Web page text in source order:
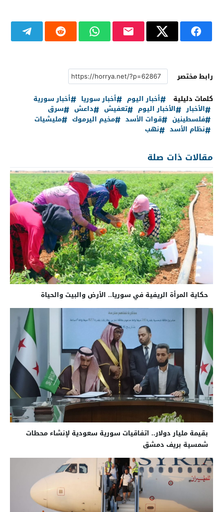
رابط مختصر
كلمات دليلية
أخبار اليوم أخبار سوريا
أخبار سورية
الأخبار
الأخبار اليوم تعفيش داعش
سرق
فلسطينين
قوات الأسد مخيم اليرموك
مليشيات
نظام الأسد
نهب
مقالات ذات صلة
حكاية المرأة الريفية في سوريا.. الأرض والبيت والحياة
بقيمة مليار دولار.. اتفاقيات سورية سعودية لإنشاء محطات
شمسية بريف دمشق